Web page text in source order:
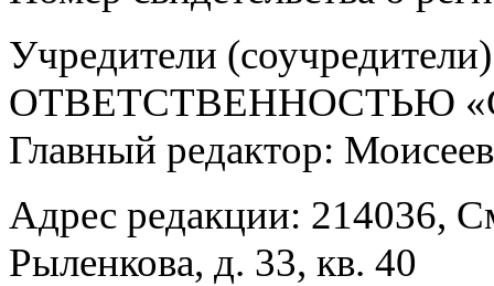
Учредители
ОТВЕТСТВЕННОСТЬЮ
Главный редактор:
Адрес редакции: 214036,
Рыленкова, д. 33, кв. 40